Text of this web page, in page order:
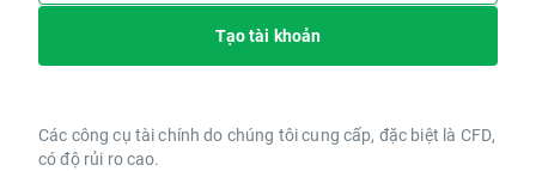
Tạo tài khoản
Các công cụ tài chính do chúng tôi cung cấp, đặc biệt là CFD,
có độ rủi ro cao.